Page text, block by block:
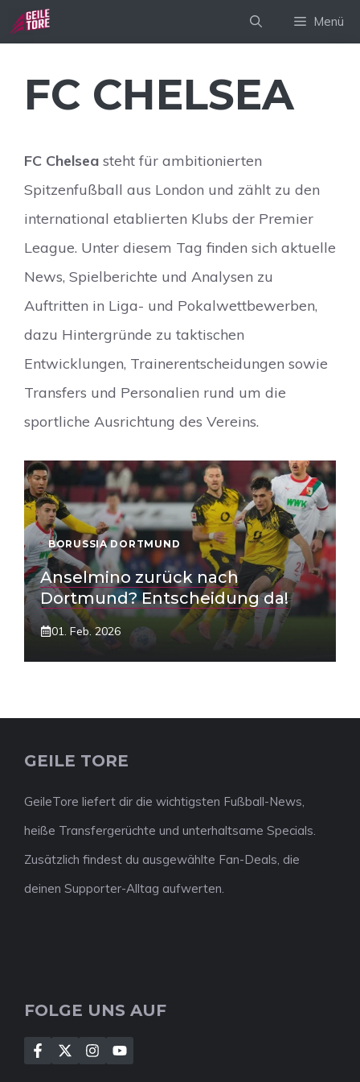
Zum
Inhalt
Menü
FC CHELSEA
FC Chelsea steht für ambitionierten
Spitzenfußball aus London und zählt zu den
international etablierten Klubs der Premier
League. Unter diesem Tag finden sich aktuelle
News, Spielberichte und Analysen zu
Auftritten in Liga- und Pokalwettbewerben,
dazu Hintergründe zu taktischen
Entwicklungen, Trainerentscheidungen sowie
Transfers und Personalien rund um die
sportliche Ausrichtung des Vereins.
BORUSSIA DORTMUND
Anselmino zurück nach
Dortmund? Entscheidung da!
01. Feb. 2026
GEILE TORE
GeileTore liefert dir die wichtigsten Fußball-News,
heiße Transfergerüchte und unterhaltsame Specials.
Zusätzlich findest du ausgewählte Fan-Deals, die
deinen Supporter-Alltag aufwerten.
FOLGE UNS AUF